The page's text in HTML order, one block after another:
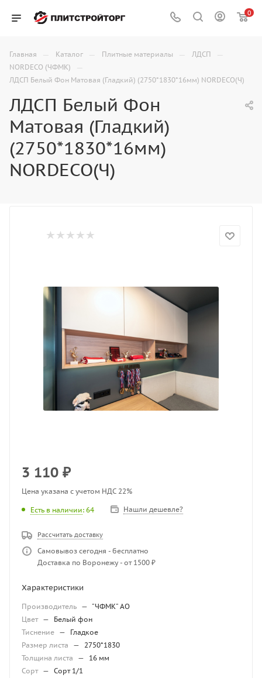
0
Главная — Каталог — Плитные материалы — ЛДСП —
NORDECO (ЧФМК) —
ЛДСП Белый Фон Матовая (Гладкий) (2750*1830*16мм) NORDECO(Ч)
ЛДСП Белый Фон
Матовая (Гладкий)
(2750*1830*16мм)
NORDECO(Ч)
3 110 ₽
Цена указана с учетом НДС 22%
Есть в наличии: 64 Нашли дешевле?
Рассчитать доставку
Самовывоз сегодня - бесплатно
Доставка по Воронежу - от 1500 ₽
Характеристики
Производитель — "ЧФМК" АО
Цвет —
Белый фон
Тиснение —
Гладкое
Размер листа
— 2750*1830
Толщина листа
—
16 мм
Сорт — Сорт 1/1